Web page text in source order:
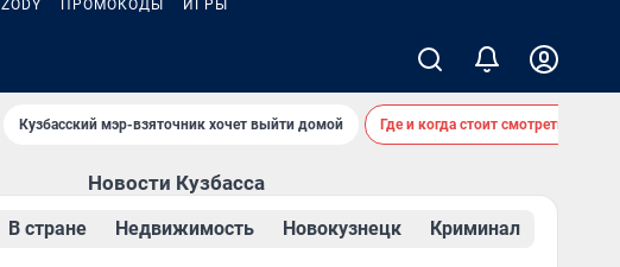
ZODY ПРОМОКОДЫ ИГРЫ
Кузбасский мэр-взяточник хочет выйти домой Где и когда стоит смотреть
Новости Кузбасса
В стране Недвижимость Новокузнецк Криминал